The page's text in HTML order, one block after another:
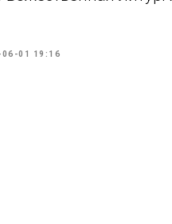
06-01 19:16